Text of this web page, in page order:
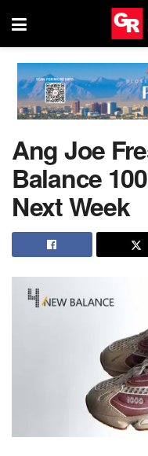
Ang Joe
Balance
Next Week